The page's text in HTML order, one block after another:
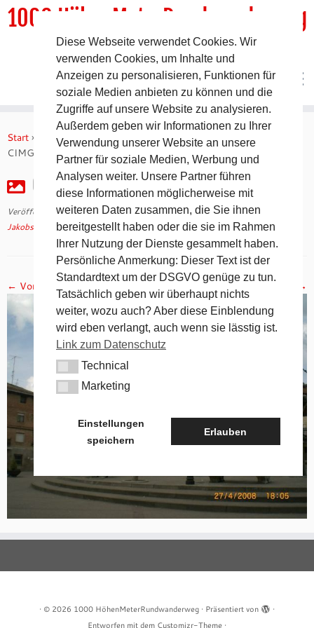
Inhalt
springen
1000 HöhenMeterRundwanderweg
DER Rundwanderweg um Pommelsbrunn
Start » Jakobsweg 2008 – 9. Tag auf dem Camino Francés
CIMG2400
CIMG2400
Veröffentlicht am30. April 2018mit den Abmessungen1024 × 768
Jakobsweg 2008 – 9. Tag auf dem Camino Francés.
← Vorheriges Nächstes →
· © 2026 1000 HöhenMeterRundwanderweg · Präsentiert von
·
Entworfen mit dem Customizr-Theme ·
Diese Webseite verwendet Cookies. Wir
verwenden Cookies, um Inhalte und
Anzeigen zu personalisieren, Funktionen für
soziale Medien anbieten zu können und die
Zugriffe auf unsere Website zu analysieren.
Außerdem geben wir Informationen zu Ihrer
Verwendung unserer Website an unsere
Partner für soziale Medien, Werbung und
Analysen weiter. Unsere Partner führen
diese Informationen möglicherweise mit
weiteren Daten zusammen, die Sie ihnen
bereitgestellt haben oder die sie im Rahmen
Ihrer Nutzung der Dienste gesammelt haben.
Persönliche Anmerkung: Dieser Text ist der
Standardtext um der DSGVO genüge zu tun.
Tatsächlich geben wir überhaupt nichts
weiter, wozu auch? Aber diese Einblendung
wird eben verlangt, auch wenn sie lässtig ist.
Link zum Datenschutz
TechnicalTechnical
MarketingMarketing
Einstellungen
speichern
Erlauben